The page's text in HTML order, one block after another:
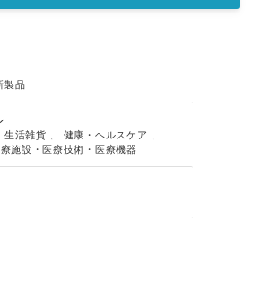
製品
生活雑貨 健康・ヘルスケア
施設・医療技術・医療機器